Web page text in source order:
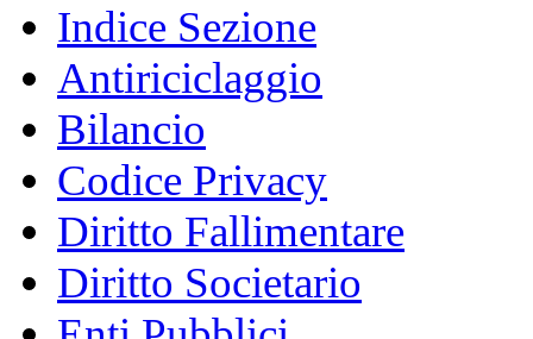
Indice Sezione
Antiriciclaggio
Bilancio
Codice Privacy
Diritto Fallimentare
Diritto Societario